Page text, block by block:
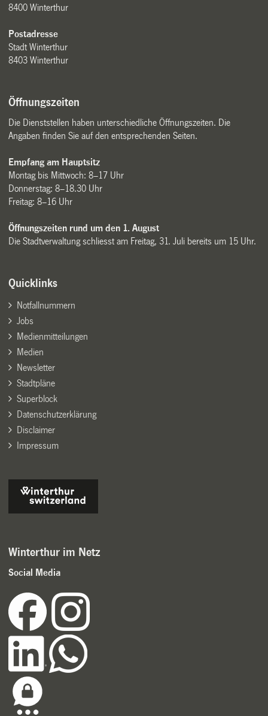
8400 Winterthur
Postadresse
Stadt Winterthur
8403 Winterthur
Öffnungszeiten
Die Dienststellen haben unterschiedliche Öffnungszeiten. Die
Angaben finden Sie auf den entsprechenden Seiten.
Empfang am Hauptsitz
Montag bis Mittwoch: 8–17 Uhr
Donnerstag: 8–18.30 Uhr
Freitag: 8–16 Uhr
Öffnungszeiten rund um den 1. August
Die Stadtverwaltung schliesst am Freitag, 31. Juli bereits um 15 Uhr.
Quicklinks
Notfallnummern
Jobs
Medienmitteilungen
Medien
Newsletter
Stadtpläne
Superblock
Datenschutzerklärung
Disclaimer
Impressum
Winterthur im Netz
Social Media